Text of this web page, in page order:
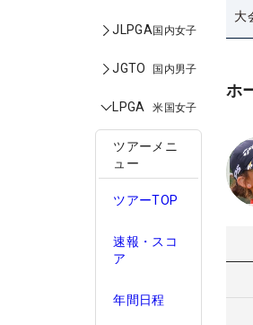
JLPGA国内女子
JGTO 国内男子
LPGA 米国女子
ツアーメニ
ュー
ツアーTOP
速報・スコ
ア
年間日程
大
ホ